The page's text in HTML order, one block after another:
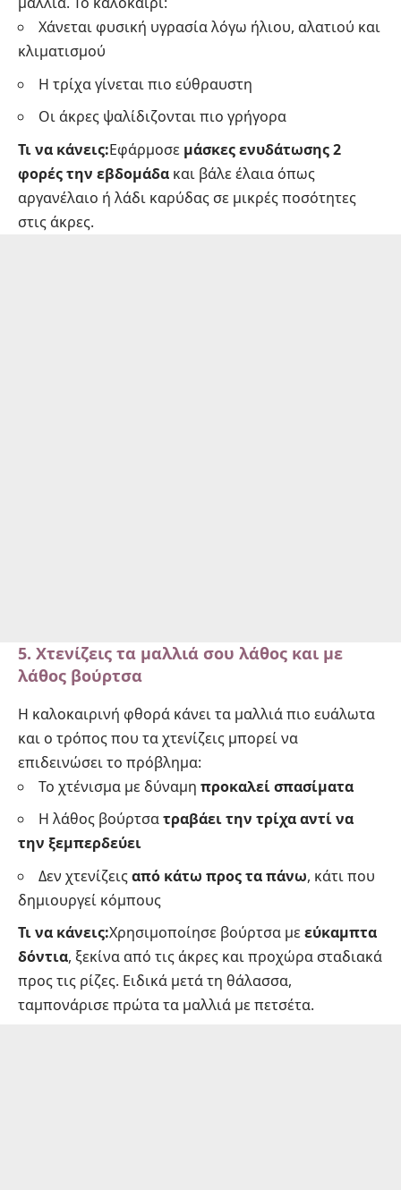
Χάνεται φυσική υγρασία λόγω ήλιου, αλατιού και
κλιματισμού
Η τρίχα γίνεται πιο εύθραυστη
Οι άκρες ψαλίδιζονται πιο γρήγορα
Τι να κάνεις:Εφάρμοσε μάσκες ενυδάτωσης 2
φορές την εβδομάδα και βάλε έλαια όπως
αργανέλαιο ή λάδι καρύδας σε μικρές ποσότητες
στις άκρες.
5. Χτενίζεις τα μαλλιά σου λάθος και με
λάθος βούρτσα
Η καλοκαιρινή φθορά κάνει τα μαλλιά πιο ευάλωτα
και ο τρόπος που τα χτενίζεις μπορεί να
επιδεινώσει το πρόβλημα:
Το χτένισμα με δύναμη προκαλεί σπασίματα
Η λάθος βούρτσατραβάει την τρίχα αντί να
την ξεμπερδεύει
Δεν χτενίζειςαπό κάτω προς τα πάνω, κάτι που
δημιουργεί κόμπους
Τι να κάνεις:Χρησιμοποίησε βούρτσα μεεύκαμπτα
δόντια, ξεκίνα από τις άκρες και προχώρα σταδιακά
προς τις ρίζες. Ειδικά μετά τη θάλασσα,
ταμπονάρισε πρώτα τα μαλλιά με πετσέτα.